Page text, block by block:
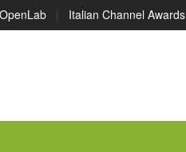
| Italian Channel Awards